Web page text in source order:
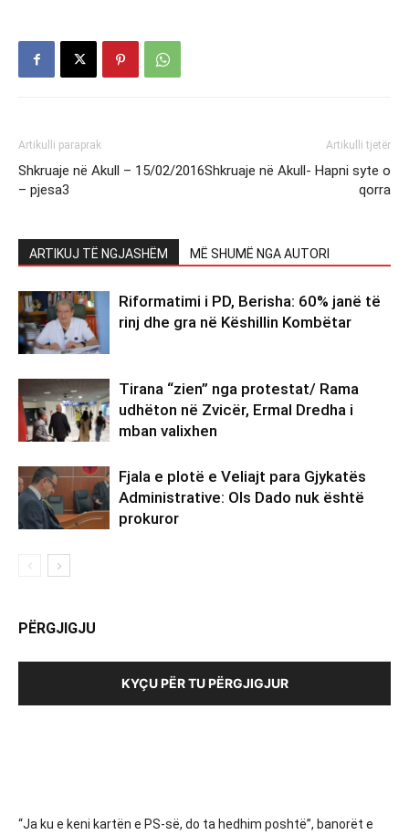
Artikulli paraprak
Shkruaje në Akull – 15/02/2016
– pjesa3
Artikulli tjetër
Shkruaje në Akull- Hapni syte o
qorra
ARTIKUJ TË NGJASHËM MË SHUMË NGA AUTORI
Riformatimi i PD, Berisha: 60% janë të
rinj dhe gra në Këshillin Kombëtar
Tirana “zien” nga protestat/ Rama
udhëton në Zvicër, Ermal Dredha i
mban valixhen
Fjala e plotë e Veliajt para Gjykatës
Administrative: Ols Dado nuk është
prokuror
PËRGJIGJU
KYÇU PËR TU PËRGJIGJUR
“Ja ku e keni kartën e PS-së, do ta hedhim poshtë”, banorët e